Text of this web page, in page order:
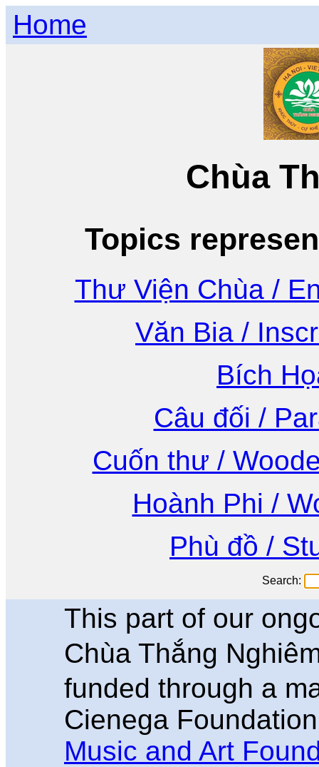
Home
Chùa
Topics
Thư Viện Chùa /
Văn Bia /
Bích
Câu đối /
Cuốn thư /
Hoành Phi /
Phù đồ /
Search:
This part of our
Chùa Thắng
funded through a
Cienega
Music and Art